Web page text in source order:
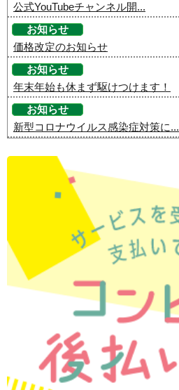
公式YouTubeチャンネル開...
お知らせ
価格改定のお知らせ
お知らせ
年末年始も休まず駆けつけます！
お知らせ
新型コロナウイルス感染症対策に...